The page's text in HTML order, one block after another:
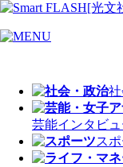
芸能インタビ
ス